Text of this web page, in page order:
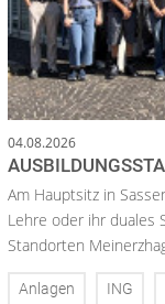
04.08.2026
Am Hauptsitz in
Lehre oder ihr duales
Standorten
Anlagen ING